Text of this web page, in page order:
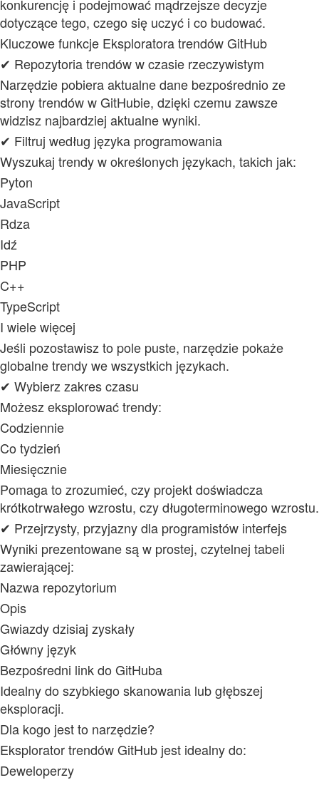
konkurencję i podejmować mądrzejsze decyzje
dotyczące tego, czego się uczyć i co budować.
Kluczowe funkcje Eksploratora trendów GitHub
✔ Repozytoria trendów w czasie rzeczywistym
Narzędzie pobiera aktualne dane bezpośrednio ze
strony trendów w GitHubie, dzięki czemu zawsze
widzisz najbardziej aktualne wyniki.
✔ Filtruj według języka programowania
Wyszukaj trendy w określonych językach, takich jak:
Pyton
JavaScript
Rdza
Idź
PHP
C++
TypeScript
I wiele więcej
Jeśli pozostawisz to pole puste, narzędzie pokaże
globalne trendy we wszystkich językach.
✔ Wybierz zakres czasu
Możesz eksplorować trendy:
Codziennie
Co tydzień
Miesięcznie
Pomaga to zrozumieć, czy projekt doświadcza
krótkotrwałego wzrostu, czy długoterminowego wzrostu.
✔ Przejrzysty, przyjazny dla programistów interfejs
Wyniki prezentowane są w prostej, czytelnej tabeli
zawierającej:
Nazwa repozytorium
Opis
Gwiazdy dzisiaj zyskały
Główny język
Bezpośredni link do GitHuba
Idealny do szybkiego skanowania lub głębszej
eksploracji.
Dla kogo jest to narzędzie?
Eksplorator trendów GitHub jest idealny do:
Deweloperzy